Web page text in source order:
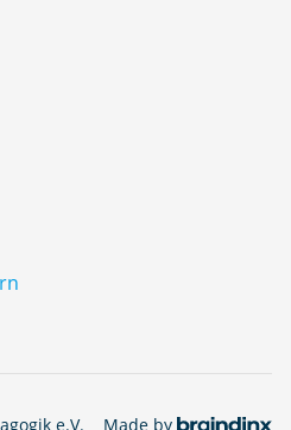
e.V. Made by